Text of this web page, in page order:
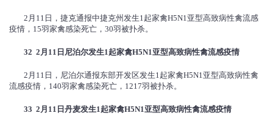
2月11日，捷克通报中捷克州发生1起家禽H5N1亚型高致病性禽流感
疫情，15羽家禽感染死亡，30羽被扑杀。
32 2 月 11 日尼泊尔发生1起家禽H5N1亚型高致病性禽流感疫情
2月11日，尼泊尔通报东部开发区发生1起家禽H5N1亚型高致病性禽
流感疫情，140羽家禽感染死亡，1217羽被扑杀。
33 2 月 11 日丹麦发生1起家禽H5N1亚型高致病性禽流感疫情